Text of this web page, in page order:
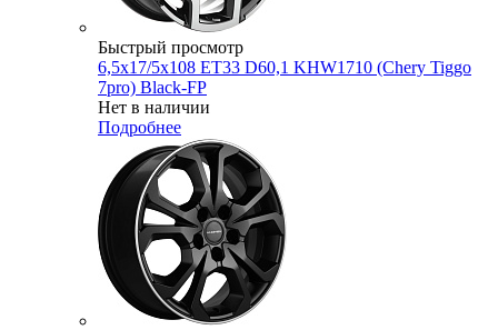
Быстрый просмотр
6,5x17/5x108 ET33 D60,1 KHW1710 (Chery Tiggo
7pro) Black-FP
Нет в наличии
Подробнее